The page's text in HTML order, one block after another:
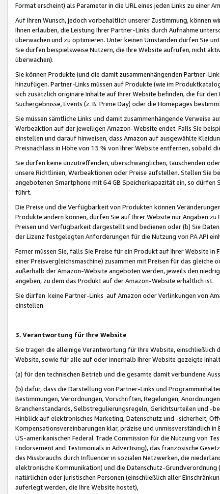
Format erscheint) als Parameter in die URL eines jeden Links zu einer
Auf Ihren Wunsch, jedoch vorbehaltlich unserer Zustimmung, können
Ihnen erlauben, die Leistung Ihrer Partner-Links durch Aufnahme
überwachen und zu optimieren. Unter keinen Umständen dürfen Sie
Sie dürfen beispielsweise Nutzern, die Ihre Website aufrufen, nicht
überwachen).
Sie können Produkte (und die damit zusammenhängenden Partner-
hinzufügen. Partner-Links müssen auf Produkte (wie im
sich zusätzlich originäre Inhalte auf Ihrer Website befinden, die für
Suchergebnisse, Events (z. B. Prime Day) oder die Homepages
Sie müssen sämtliche Links und damit zusammenhängende
Werbeaktion auf der jeweiligen Amazon-Website endet. Falls Sie
einstellen und darauf hinweisen, dass Amazon auf ausgewählte
Preisnachlass in Höhe von 15 % von Ihrer Website entfernen, sobald
Sie dürfen keine unzutreffenden, überschwänglichen, täuschenden
unsere Richtlinien, Werbeaktionen oder Preise aufstellen. Stellen Sie
angebotenen Smartphone mit 64 GB Speicherkapazität ein, so dürfen
führt.
Die Preise und die Verfügbarkeit von Produkten können
Produkte ändern können, dürfen Sie auf Ihrer Website nur Angaben
Preisen und Verfügbarkeit dargestellt sind bedienen oder (b) Sie
der Lizenz festgelegten Anforderungen für die Nutzung von PA API
Ferner müssen Sie, falls Sie Preise für ein Produkt auf Ihrer Website
einer Preisvergleichsmaschine) zusammen mit Preisen für das
außerhalb der Amazon-Website angeboten werden, jeweils den
angeben, zu dem das Produkt auf der Amazon-Website erhältlich ist.
Sie dürfen keine Partner-Links auf Amazon oder Verlinkungen von
einstellen.
3. Verantwortung für Ihre Website
Sie tragen die alleinige Verantwortung für Ihre Website,
Website, sowie für alle auf oder innerhalb Ihrer Website gezeigte
(a) für den technischen Betrieb und die gesamte damit verbundene
(b) dafür, dass die Darstellung von Partner-Links und
Bestimmungen, Verordnungen, Vorschriften, Regelungen,
Branchenstandards, Selbstregulierungsregeln, Gerichtsurteilen und -
Hinblick auf elektronisches Marketing, Datenschutz und -sicherheit,
Kompensationsvereinbarungen klar, präzise und unmissverständlich
US-amerikanischen Federal Trade Commission für die Nutzung von
Endorsement and Testimonials in Advertising), das französische
des Missbrauchs durch Influencer in sozialen Netzwerken, die
elektronische Kommunikation) und die Datenschutz-
natürlichen oder juristischen Personen (einschließlich aller
auferlegt werden, die Ihre Website hostet),